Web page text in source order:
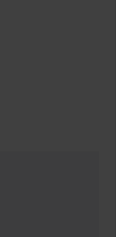
lat temu